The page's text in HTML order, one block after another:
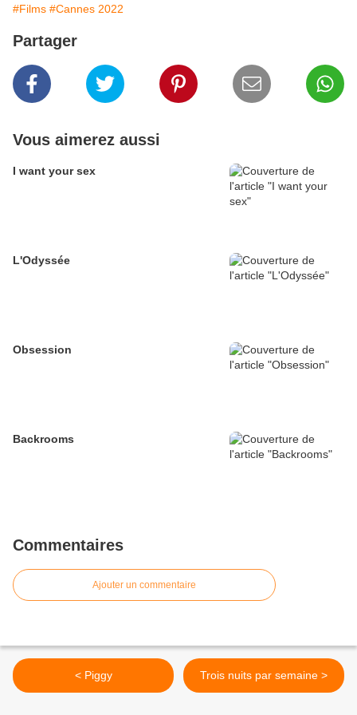
#Films #Cannes 2022
Partager
Vous aimerez aussi
I want your sex
L'Odyssée
Obsession
Backrooms
Commentaires
Ajouter un commentaire
< Piggy Trois nuits par semaine >